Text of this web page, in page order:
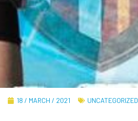
18 / MARCH / 2021 UNCATEGORIZED